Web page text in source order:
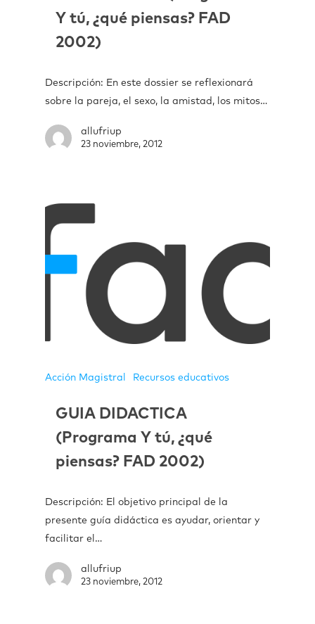
Y tú, ¿qué piensas? FAD
2002)
Descripción: En este dossier se reflexionará
sobre la pareja, el sexo, la amistad, los mitos…
allufriup
23 noviembre, 2012
Acción Magistral Recursos educativos
GUIA DIDACTICA
(Programa Y tú, ¿qué
piensas? FAD 2002)
Descripción: El objetivo principal de la
presente guía didáctica es ayudar, orientar y
facilitar el…
allufriup
23 noviembre, 2012